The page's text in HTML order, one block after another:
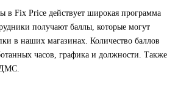
в Fix Price действует широкая программа
получают баллы, которые могут
в наших магазинах. Количество баллов
часов, графика и должности. Также
ДМС.